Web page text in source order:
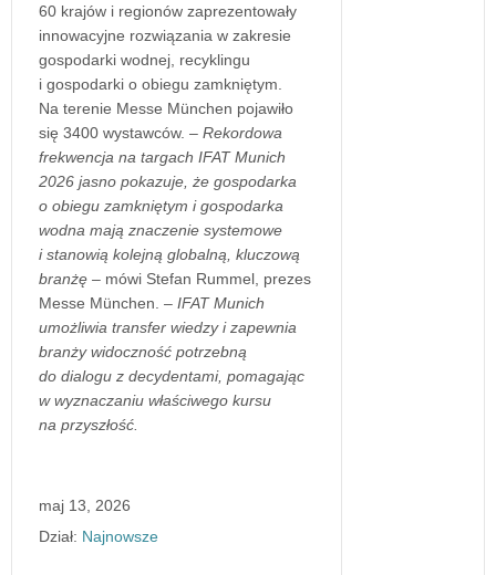
60 krajów i regionów zaprezentowały
innowacyjne rozwiązania w zakresie
gospodarki wodnej, recyklingu
i gospodarki o obiegu zamkniętym.
Na terenie Messe München pojawiło
się 3400 wystawców. – Rekordowa
frekwencja na targach IFAT Munich
2026 jasno pokazuje, że gospodarka
o obiegu zamkniętym i gospodarka
wodna mają znaczenie systemowe
i stanowią kolejną globalną, kluczową
branżę – mówi Stefan Rummel, prezes
Messe München. ​​– IFAT Munich
umożliwia transfer wiedzy i zapewnia
branży widoczność potrzebną
do dialogu z decydentami, pomagając
w wyznaczaniu właściwego kursu
na przyszłość.
maj 13, 2026
Dział: Najnowsze